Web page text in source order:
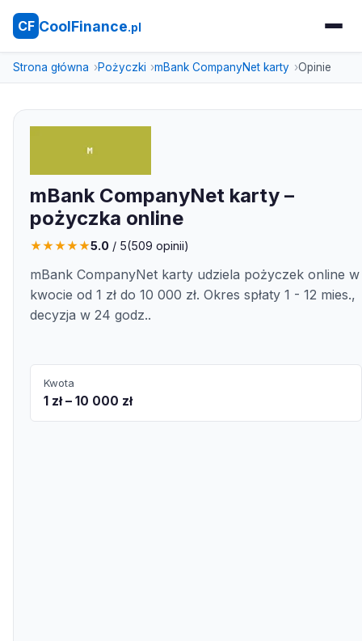
CF CoolFinance.pl
Strona główna Pożyczki mBank CompanyNet karty Opinie
mBank CompanyNet karty –
pożyczka online
★★★★★5.0 / 5(509 opinii)
mBank CompanyNet karty udziela pożyczek online w
kwocie od 1 zł do 10 000 zł. Okres spłaty 1 - 12 mies.,
decyzja w 24 godz..
Kwota
1 zł – 10 000 zł